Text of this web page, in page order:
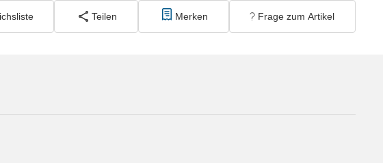
Teilen Merken Frage zum Artikel